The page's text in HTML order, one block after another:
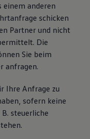
einem anderen
schicken
Partner und nicht
Die
Sie beim
anfragen.
Ihre Anfrage zu
sofern keine
steuerliche